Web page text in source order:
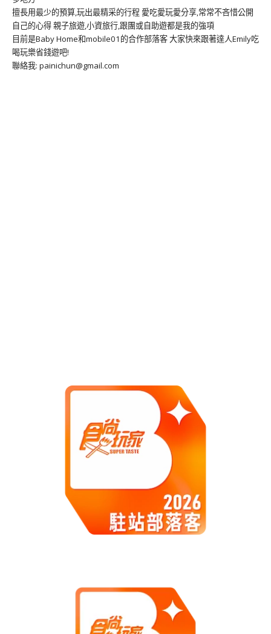
擅長用最少的預算,玩出最精采的行程 愛吃愛玩愛分享,常常不吝惜公開
自己的心得 親子旅遊,小資旅行,跟團或自助遊都是我的強項
目前是Baby Home和mobile01的合作部落客 大家快來跟著達人Emily吃
喝玩樂省錢遊吧!
聯絡我: painichun@gmail.com